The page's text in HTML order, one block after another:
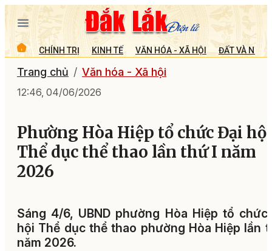
CHÍNH TRỊ KINH TẾ VĂN HÓA - XÃ HỘI ĐẤT VÀ
Trang chủ Văn hóa - Xã hội
12:46, 04/06/2026
Phường Hòa Hiệp tổ chức Đại hội
Thể dục thể thao lần thứ I năm
2026
Sáng 4/6, UBND phường Hòa Hiệp tổ
hội Thể dục thể thao phường Hòa Hiệp lần
năm 2026.